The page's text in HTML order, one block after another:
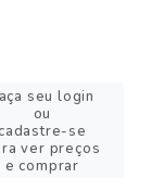
seu login
ou
se
ver preços
e comprar